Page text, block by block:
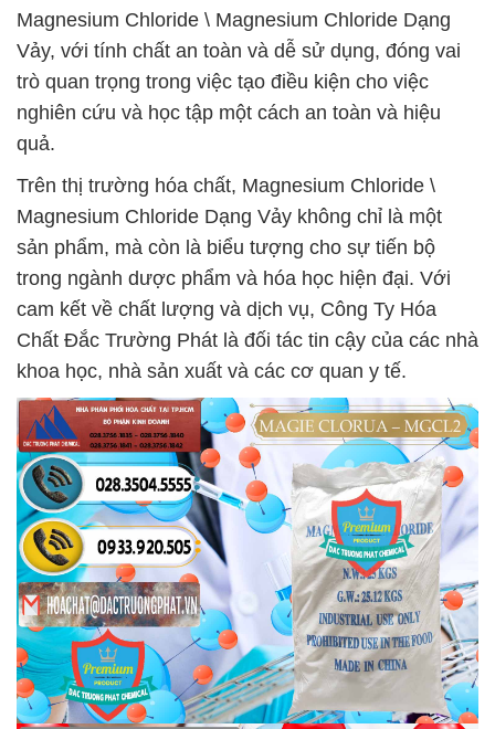
Magnesium Chloride \ Magnesium Chloride Dạng
Vảy, với tính chất an toàn và dễ sử dụng, đóng vai
trò quan trọng trong việc tạo điều kiện cho việc
nghiên cứu và học tập một cách an toàn và hiệu
quả.
Trên thị trường hóa chất, Magnesium Chloride \
Magnesium Chloride Dạng Vảy không chỉ là một
sản phẩm, mà còn là biểu tượng cho sự tiến bộ
trong ngành dược phẩm và hóa học hiện đại. Với
cam kết về chất lượng và dịch vụ, Công Ty Hóa
Chất Đắc Trường Phát là đối tác tin cậy của các nhà
khoa học, nhà sản xuất và các cơ quan y tế.